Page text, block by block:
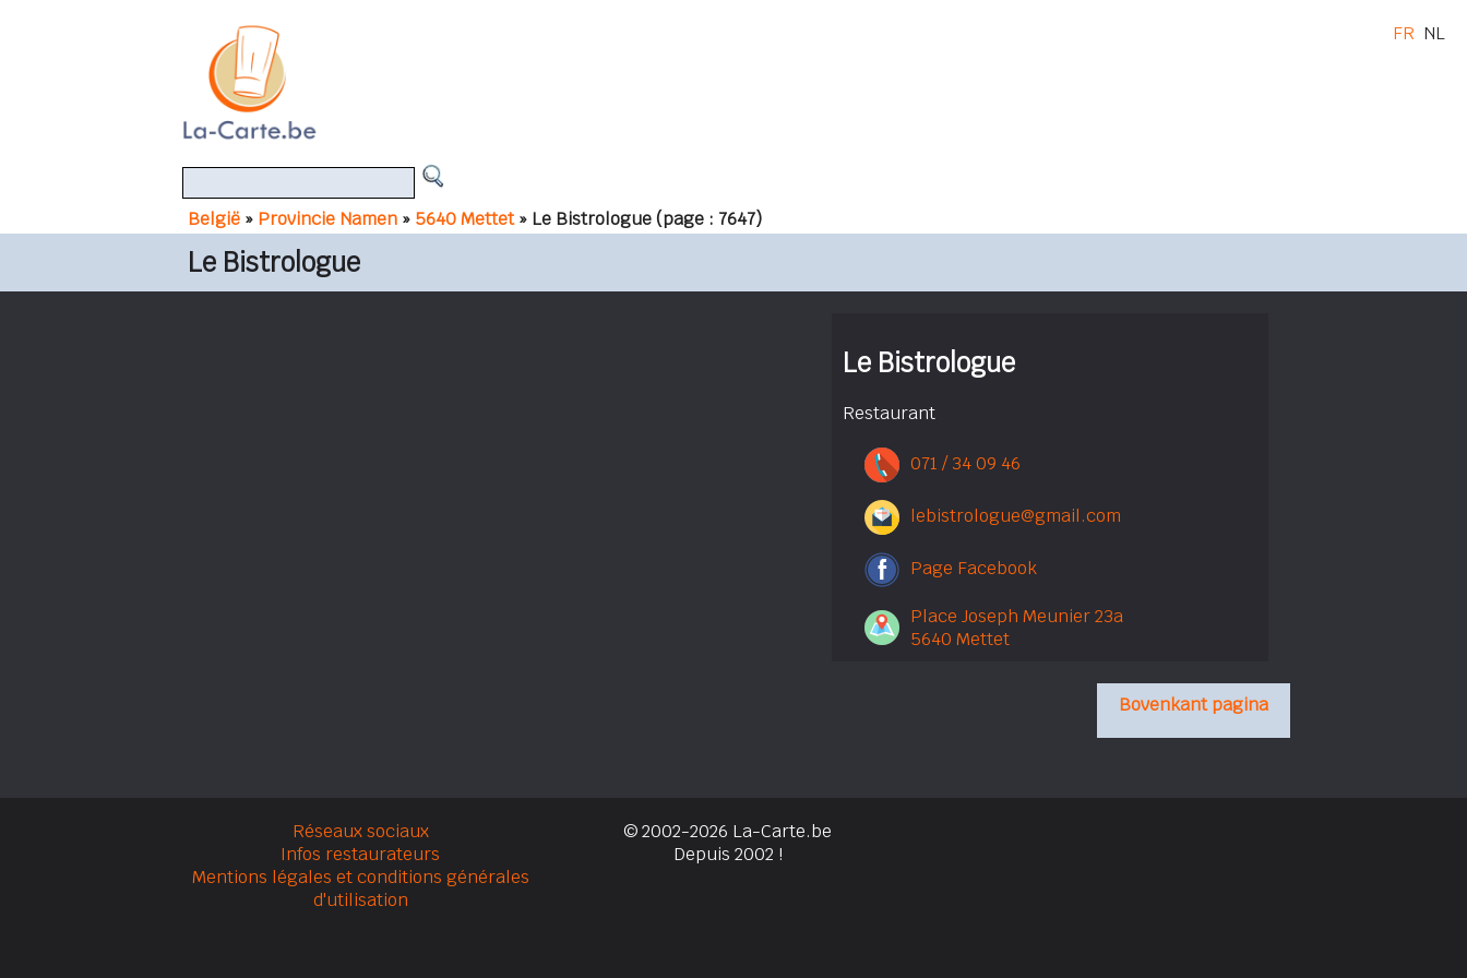
België » Provincie Namen » 5640 Mettet » Le Bistrologue(page : 7647)
FR NL
Le Bistrologue
Le Bistrologue
Restaurant
071 / 34 09 46
lebistrologue@gmail.com
Page Facebook
Place Joseph Meunier 23a
5640 Mettet
Bovenkant pagina
Réseaux sociaux
Infos restaurateurs
Mentions légales et conditions générales
d'utilisation
© 2002-2026 La-Carte.be
Depuis 2002 !